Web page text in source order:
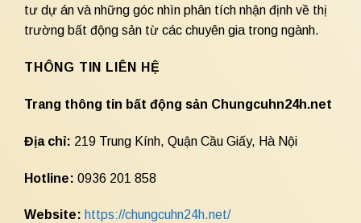
tư dự án và những góc nhìn phân tích nhận định về thị
trường bất động sản từ các chuyên gia trong ngành.
THÔNG TIN LIÊN HỆ
Trang thông tin bất động sản Chungcuhn24h.net
Địa chỉ: 219 Trung Kính, Quận Cầu Giấy, Hà Nội
Hotline: 0936 201 858
Website: https://chungcuhn24h.net/